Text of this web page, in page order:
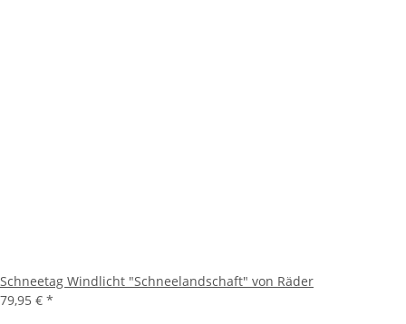
Schneetag Windlicht "Schneelandschaft" von Räder
79,95 € *